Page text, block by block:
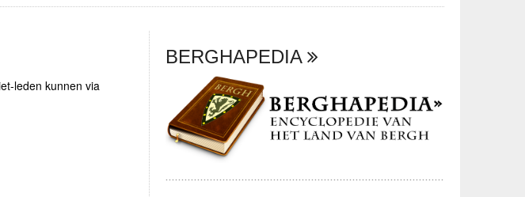
leden kunnen via
BERGHAPEDIA